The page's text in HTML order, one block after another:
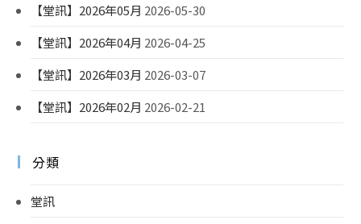
【堂訊】2026年05月 2026-05-30
【堂訊】2026年04月 2026-04-25
【堂訊】2026年03月 2026-03-07
【堂訊】2026年02月 2026-02-21
分類
堂訊